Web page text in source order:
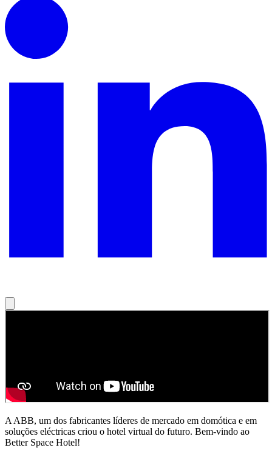
A ABB, um dos fabricantes líderes de mercado em domótica e em
soluções eléctricas criou o hotel virtual do futuro. Bem-vindo ao
Better Space Hotel!